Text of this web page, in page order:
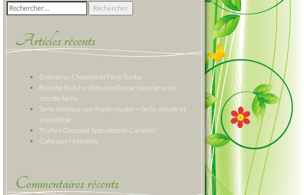
Rechercher :
Articles récents
Crème au Chocolat et Fève Tonka
Brioche Butchy ultra moelleuse (sans beurre) —
recette facile
Tarte rustique aux fruits rouges — belle, simple et
irrésistible
Truffes Chocolat Spéculoos et Caramel
Cake aux Noisettes
Commentaires récents